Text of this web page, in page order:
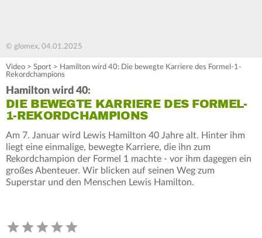
© glomex, 04.01.2025
Video > Sport > Hamilton wird 40: Die bewegte Karriere des Formel-1-
Rekordchampions
Hamilton wird 40:
DIE BEWEGTE KARRIERE DES FORMEL-
1-REKORDCHAMPIONS
Am 7. Januar wird Lewis Hamilton 40 Jahre alt. Hinter ihm
liegt eine einmalige, bewegte Karriere, die ihn zum
Rekordchampion der Formel 1 machte - vor ihm dagegen ein
großes Abenteuer. Wir blicken auf seinen Weg zum
Superstar und den Menschen Lewis Hamilton.